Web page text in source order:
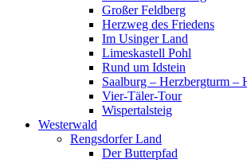
Großer Feldberg
Herzweg des Friedens
Im Usinger Land
Limeskastell Pohl
Rund um Idstein
Saalburg – Herzbergturm –
Vier-Täler-Tour
Wispertalsteig
Westerwald
Rengsdorfer Land
Der Butterpfad